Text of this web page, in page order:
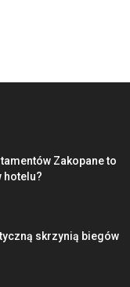
Zakopane to
hotelu?
skrzynią biegów